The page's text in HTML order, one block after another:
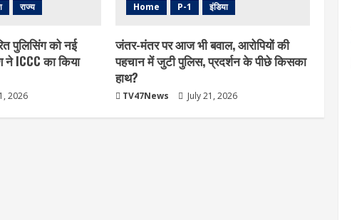
राज्य
पुलिसिंग को नई
ने ICCC का किया
2026
Home P-1 इंडिया
जंतर-मंतर पर आज भी बवाल, आरोपियों की
पहचान में जुटी पुलिस, प्रदर्शन के पीछे किसका
हाथ?
TV47News July 21, 2026